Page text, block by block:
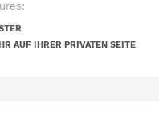
AUF IHRER PRIVATEN SEITE